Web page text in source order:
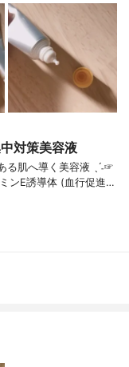
対策美容液
る肌へ導く美容液 ˎˊ˗☞
ンE誘導体 (血行促進…